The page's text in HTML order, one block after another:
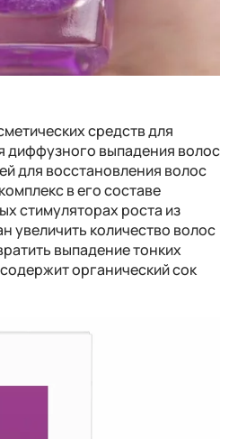
средств для
диффузного выпадения волос
для восстановления волос
в его составе
стимуляторах роста из
увеличить количество волос
выпадение тонких
органический сок